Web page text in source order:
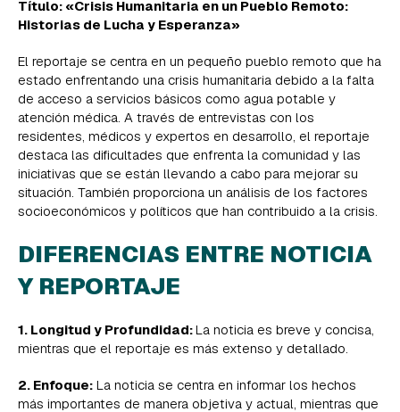
Título: «Crisis Humanitaria en un Pueblo Remoto:
Historias de Lucha y Esperanza»
El reportaje se centra en un pequeño pueblo remoto que ha
estado enfrentando una crisis humanitaria debido a la falta
de acceso a servicios básicos como agua potable y
atención médica. A través de entrevistas con los
residentes, médicos y expertos en desarrollo, el reportaje
destaca las dificultades que enfrenta la comunidad y las
iniciativas que se están llevando a cabo para mejorar su
situación. También proporciona un análisis de los factores
socioeconómicos y políticos que han contribuido a la crisis.
DIFERENCIAS ENTRE NOTICIA
Y REPORTAJE
1. Longitud y Profundidad:La noticia es breve y concisa,
mientras que el reportaje es más extenso y detallado.
2. Enfoque: La noticia se centra en informar los hechos
más importantes de manera objetiva y actual, mientras que